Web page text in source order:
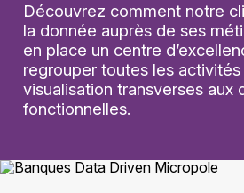
Découvrez comment notre
la donnée auprès de ses
en place un centre
regrouper toutes les
visualisation transverses aux
fonctionnelles.